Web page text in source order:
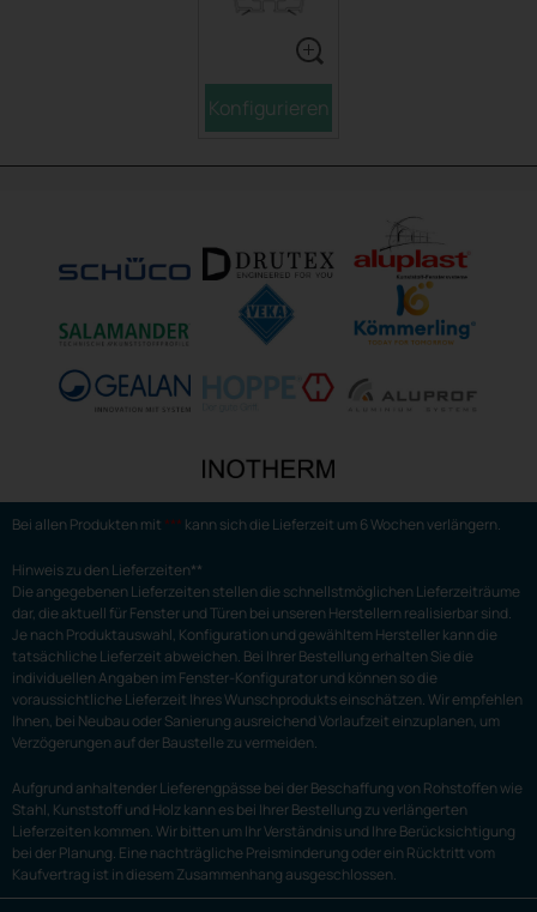
Konfigurieren
Bei allen Produkten mit *** kann sich die Lieferzeit um 6 Wochen verlängern.
Hinweis zu den Lieferzeiten**
Die angegebenen Lieferzeiten stellen die schnellstmöglichen Lieferzeiträume
dar, die aktuell für Fenster und Türen bei unseren Herstellern realisierbar sind.
Je nach Produktauswahl, Konfiguration und gewähltem Hersteller kann die
tatsächliche Lieferzeit abweichen. Bei Ihrer Bestellung erhalten Sie die
individuellen Angaben im Fenster-Konfigurator und können so die
voraussichtliche Lieferzeit Ihres Wunschprodukts einschätzen. Wir empfehlen
Ihnen, bei Neubau oder Sanierung ausreichend Vorlaufzeit einzuplanen, um
Verzögerungen auf der Baustelle zu vermeiden.
Aufgrund anhaltender Lieferengpässe bei der Beschaffung von Rohstoffen wie
Stahl, Kunststoff und Holz kann es bei Ihrer Bestellung zu verlängerten
Lieferzeiten kommen. Wir bitten um Ihr Verständnis und Ihre Berücksichtigung
bei der Planung. Eine nachträgliche Preisminderung oder ein Rücktritt vom
Kaufvertrag ist in diesem Zusammenhang ausgeschlossen.